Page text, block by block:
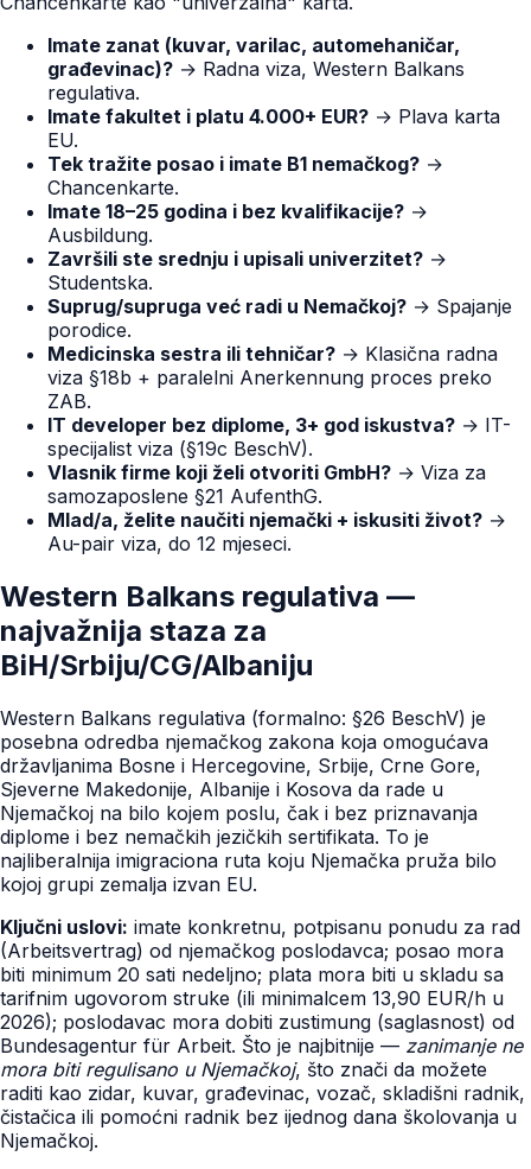
Imate zanat (kuvar, varilac, automehaničar,
građevinac)? → Radna viza, Western Balkans
regulativa.
Imate fakultet i platu 4.000+ EUR? → Plava karta
EU.
Tek tražite posao i imate B1 nemačkog? →
Chancenkarte.
Imate 18–25 godina i bez kvalifikacije? →
Ausbildung.
Završili ste srednju i upisali univerzitet? →
Studentska.
Suprug/supruga već radi u Nemačkoj? → Spajanje
porodice.
Medicinska sestra ili tehničar? → Klasična radna
viza §18b + paralelni Anerkennung proces preko
ZAB.
IT developer bez diplome, 3+ god iskustva? → IT-
specijalist viza (§19c BeschV).
Vlasnik firme koji želi otvoriti GmbH? → Viza za
samozaposlene §21 AufenthG.
Mlad/a, želite naučiti njemački + iskusiti život? →
Au-pair viza, do 12 mjeseci.
Western Balkans regulativa —
najvažnija staza za
BiH/Srbiju/CG/Albaniju
Western Balkans regulativa (formalno: §26 BeschV) je
posebna odredba njemačkog zakona koja omogućava
državljanima Bosne i Hercegovine, Srbije, Crne Gore,
Sjeverne Makedonije, Albanije i Kosova da rade u
Njemačkoj na bilo kojem poslu, čak i bez priznavanja
diplome i bez nemačkih jezičkih sertifikata. To je
najliberalnija imigraciona ruta koju Njemačka pruža bilo
kojoj grupi zemalja izvan EU.
Ključni uslovi: imate konkretnu, potpisanu ponudu za rad
(Arbeitsvertrag) od njemačkog poslodavca; posao mora
biti minimum 20 sati nedeljno; plata mora biti u skladu sa
tarifnim ugovorom struke (ili minimalcem 13,90 EUR/h u
2026); poslodavac mora dobiti zustimung (saglasnost) od
Bundesagentur für Arbeit. Što je najbitnije — zanimanje ne
mora biti regulisano u Njemačkoj, što znači da možete
raditi kao zidar, kuvar, građevinac, vozač, skladišni radnik,
čistačica ili pomoćni radnik bez ijednog dana školovanja u
Njemačkoj.